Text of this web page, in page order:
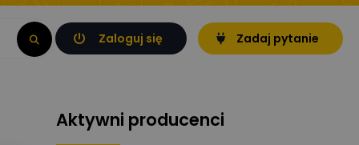
Zaloguj się Zadaj pytanie
Aktywni producenci